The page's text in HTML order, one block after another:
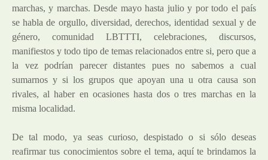
marchas, y marchas. Desde mayo hasta julio y por todo el país
se habla de orgullo, diversidad, derechos, identidad sexual y de
género, comunidad LBTTTI, celebraciones, discursos,
manifiestos y todo tipo de temas relacionados entre si, pero que a
la vez podrían parecer distantes pues no sabemos a cual
sumarnos y si los grupos que apoyan una u otra causa son
rivales, al haber en ocasiones hasta dos o tres marchas en la
misma localidad.
De tal modo, ya seas curioso, despistado o si sólo deseas
reafirmar tus conocimientos sobre el tema, aquí te brindamos la